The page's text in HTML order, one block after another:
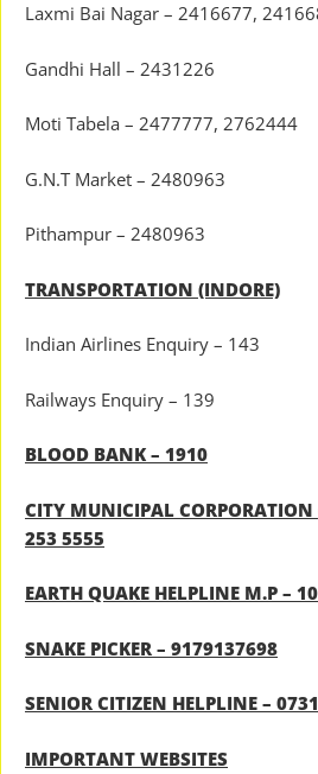
Laxmi Bai Nagar – 2416677,
Gandhi Hall – 2431226
Moti Tabela – 2477777, 2762444
G.N.T Market – 2480963
Pithampur – 2480963
TRANSPORTATION (INDORE)
Indian Airlines Enquiry – 143
Railways Enquiry – 139
BLOOD BANK – 1910
CITY MUNICIPAL
253 5555
EARTH QUAKE HELPLINE M.P –
SNAKE PICKER – 9179137698
SENIOR CITIZEN HELPLINE –
IMPORTANT WEBSITES